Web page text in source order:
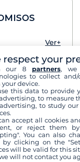
Ver+
de crucero
Ver+
de todos los
Ver+
teléfono o
del crucero
Ver+
respect your
our 8 partners, we
to collect
device.
this data to provide
to measure
to study
accept all cookies
or reject them
You can also
by clicking on the
will be valid for this
will not contact you